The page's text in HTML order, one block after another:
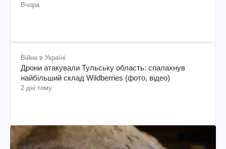
Вчора
Війна в Україні
Дрони атакували Тульську область: спалахнув
найбільший склад Wildberries (фото, відео)
2 дні тому